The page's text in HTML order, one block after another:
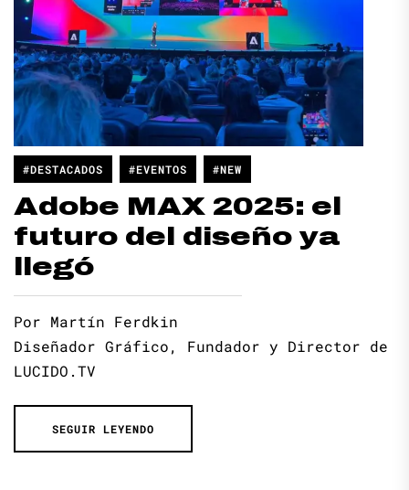
#DESTACADOS #EVENTOS #NEW
Adobe MAX 2025: el
futuro del diseño ya
llegó
Por Martín Ferdkin
Diseñador Gráfico, Fundador y Director de
LUCIDO.TV
SEGUIR LEYENDO